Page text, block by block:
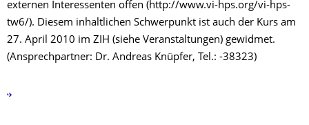
externen Interessenten offen (http://www.vi-hps.org/vi-hps-
tw6/). Diesem inhaltlichen Schwerpunkt ist auch der Kurs am
27. April 2010 im ZIH (siehe Veranstaltungen) gewidmet.
(Ansprechpartner: Dr. Andreas Knüpfer, Tel.: -38323)